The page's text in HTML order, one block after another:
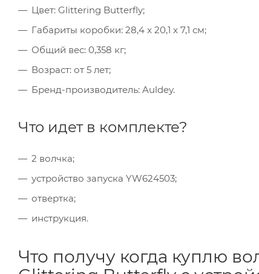
Цвет: Glittering Butterfly;
Габариты коробки: 28,4 x 20,1 x 7,1 см;
Общий вес: 0,358 кг;
Возраст: от 5 лет;
Бренд-производитель: Auldey.
Что идет в комплекте?
2 волчка;
устройство запуска YW624503;
отвертка;
инструкция.
Что получу когда куплю